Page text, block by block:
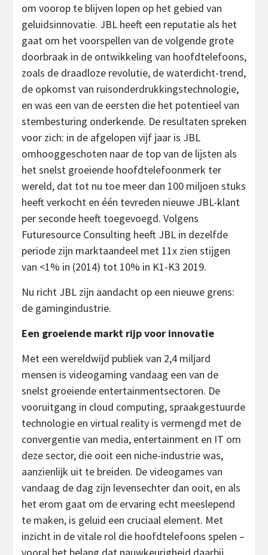
om voorop te blijven lopen op het gebied van
geluidsinnovatie. JBL heeft een reputatie als het
gaat om het voorspellen van de volgende grote
doorbraak in de ontwikkeling van hoofdtelefoons,
zoals de draadloze revolutie, de waterdicht-trend,
de opkomst van ruisonderdrukkingstechnologie,
en was een van de eersten die het potentieel van
stembesturing onderkende. De resultaten spreken
voor zich: in de afgelopen vijf jaar is JBL
omhooggeschoten naar de top van de lijsten als
het snelst groeiende hoofdtelefoonmerk ter
wereld, dat tot nu toe meer dan 100 miljoen stuks
heeft verkocht en één tevreden nieuwe JBL-klant
per seconde heeft toegevoegd. Volgens
Futuresource Consulting heeft JBL in dezelfde
periode zijn marktaandeel met 11x zien stijgen
van <1% in (2014) tot 10% in K1-K3 2019.
Nu richt JBL zijn aandacht op een nieuwe grens:
de gamingindustrie.
Een groeiende markt rijp voor innovatie
Met een wereldwijd publiek van 2,4 miljard
mensen is videogaming vandaag een van de
snelst groeiende entertainmentsectoren. De
vooruitgang in cloud computing, spraakgestuurde
technologie en virtual reality is vermengd met de
convergentie van media, entertainment en IT om
deze sector, die ooit een niche-industrie was,
aanzienlijk uit te breiden. De videogames van
vandaag de dag zijn levensechter dan ooit, en als
het erom gaat om de ervaring echt meeslepend
te maken, is geluid een cruciaal element. Met
inzicht in de vitale rol die hoofdtelefoons spelen –
vooral het belang dat nauwkeurigheid daarbij